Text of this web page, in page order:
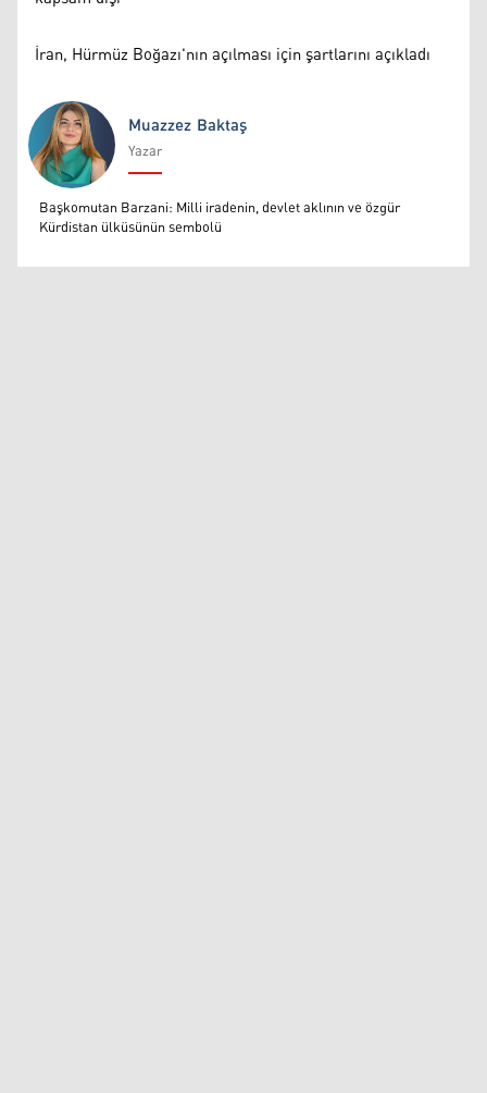
İran, Hürmüz Boğazı'nın açılması için şartlarını açıkladı
Muazzez Baktaş
Muazzez Baktaş
Yazar
Başkomutan Barzani: Milli iradenin, devlet aklının ve özgür
Kürdistan ülküsünün sembolü